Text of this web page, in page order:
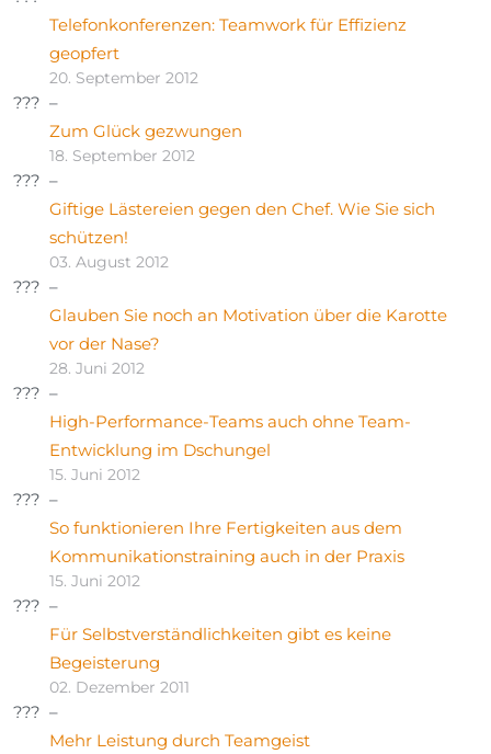
Telefonkonferenzen: Teamwork für Effizienz
geopfert
20. September 2012
Zum Glück gezwungen
18. September 2012
Giftige Lästereien gegen den Chef. Wie Sie sich
schützen!
03. August 2012
Glauben Sie noch an Motivation über die Karotte
vor der Nase?
28. Juni 2012
High-Performance-Teams auch ohne Team-
Entwicklung im Dschungel
15. Juni 2012
So funktionieren Ihre Fertigkeiten aus dem
Kommunikationstraining auch in der Praxis
15. Juni 2012
Für Selbstverständlichkeiten gibt es keine
Begeisterung
02. Dezember 2011
Mehr Leistung durch Teamgeist